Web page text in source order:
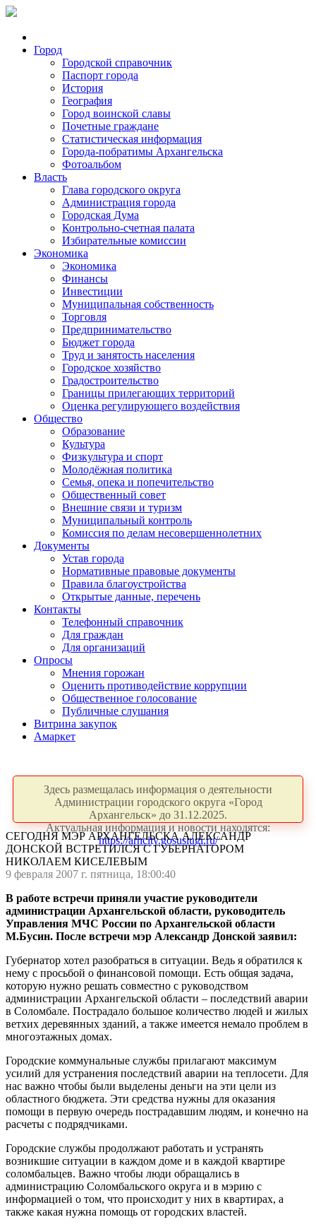
Город
Городской справочник
Паспорт города
История
География
Город воинской славы
Почетные граждане
Статистическая информация
Города-побратимы Архангельска
Фотоальбом
Власть
Глава городского округа
Администрация города
Городская Дума
Контрольно-счетная палата
Избирательные комиссии
Экономика
Экономика
Финансы
Инвестиции
Муниципальная собственность
Торговля
Предпринимательство
Бюджет города
Труд и занятость населения
Городское хозяйство
Градостроительство
Границы прилегающих территорий
Оценка регулирующего воздействия
Общество
Образование
Культура
Физкультура и спорт
Молодёжная политика
Семья, опека и попечительство
Общественный совет
Внешние связи и туризм
Муниципальный контроль
Комиссия по делам несовершеннолетних
Документы
Устав города
Нормативные правовые документы
Правила благоустройства
Открытые данные, перечень
Контакты
Телефонный справочник
Для граждан
Для организаций
Опросы
Мнения горожан
Оценить противодействие коррупции
Общественное голосование
Публичные слушания
Витрина закупок
Амаркет
Здесь размещалась информация о деятельности
Администрации городского округа «Город
Архангельск» до 31.12.2025.
Актуальная информация и новости находятся:
https://arhcity.gosuslugi.ru/
СЕГОДНЯ МЭР АРХАНГЕЛЬСКА АЛЕКСАНДР
ДОНСКОЙ ВСТРЕТИЛСЯ С ГУБЕРНАТОРОМ
НИКОЛАЕМ КИСЕЛЕВЫМ
9 февраля 2007 г. пятница, 18:00:40
В работе встречи приняли участие руководители
администрации Архангельской области, руководитель
Управления МЧС России по Архангельской области
М.Бусин. После встречи мэр Александр Донской заявил:
Губернатор хотел разобраться в ситуации. Ведь я обратился к
нему с просьбой о финансовой помощи. Есть общая задача,
которую нужно решать совместно с руководством
администрации Архангельской области – последствий аварии
в Соломбале. Пострадало большое количество людей и жилых
ветхих деревянных зданий, а также имеется немало проблем в
многоэтажных домах.
Городские коммунальные службы прилагают максимум
усилий для устранения последствий аварии на теплосети. Для
нас важно чтобы были выделены деньги на эти цели из
областного бюджета. Эти средства нужны для оказания
помощи в первую очередь пострадавшим людям, и конечно на
расчеты с подрядчиками.
Городские службы продолжают работать и устранять
возникшие ситуации в каждом доме и в каждой квартире
соломбальцев. Важно чтобы люди обращались в
администрацию Соломбальского округа и в мэрию с
информацией о том, что происходит у них в квартирах, а
также какая нужна помощь от городских властей.